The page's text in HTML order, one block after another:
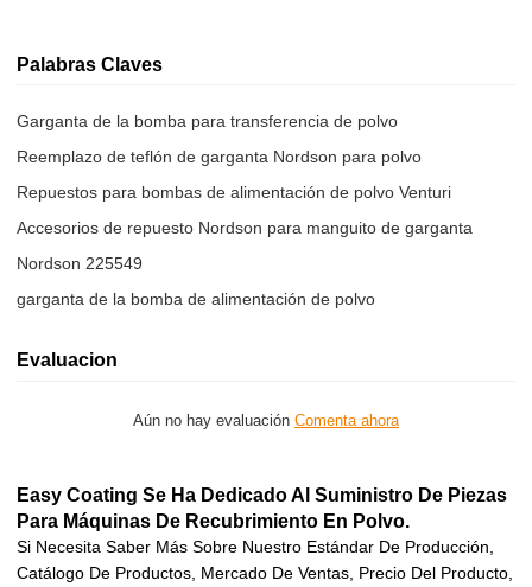
Palabras Claves
Garganta de la bomba para transferencia de polvo
Reemplazo de teflón de garganta Nordson para polvo
Repuestos para bombas de alimentación de polvo Venturi
Accesorios de repuesto Nordson para manguito de garganta
Nordson 225549
garganta de la bomba de alimentación de polvo
Evaluacion
Aún no hay evaluación Comenta ahora
Easy Coating Se Ha Dedicado Al Suministro De Piezas
Para Máquinas De Recubrimiento En Polvo.
Si Necesita Saber Más Sobre Nuestro Estándar De Producción,
Catálogo De Productos, Mercado De Ventas, Precio Del Producto,